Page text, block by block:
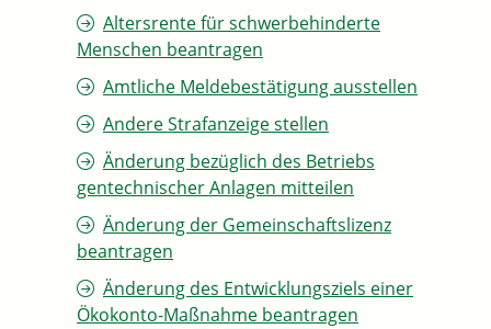
Altersrente für schwerbehinderte
Menschen beantragen
Amtliche Meldebestätigung ausstellen
Andere Strafanzeige stellen
Änderung bezüglich des Betriebs
gentechnischer Anlagen mitteilen
Änderung der Gemeinschaftslizenz
beantragen
Änderung des Entwicklungsziels einer
Ökokonto-Maßnahme beantragen